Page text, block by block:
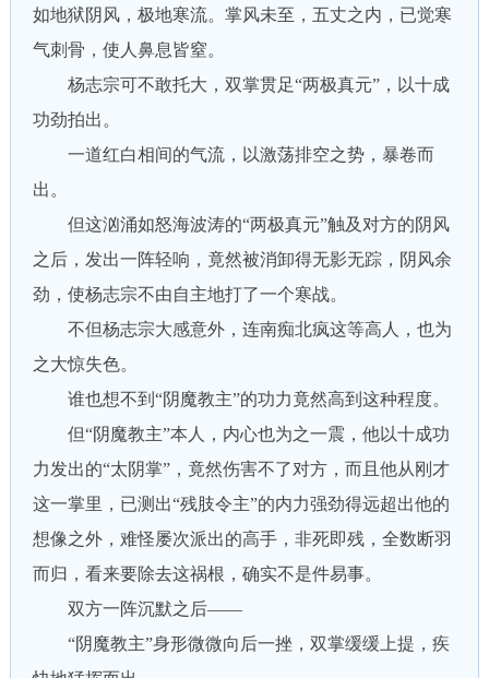
如地狱阴风，极地寒流。掌风未至，五丈之内，已觉寒
气刺骨，使人鼻息皆窒。
杨志宗可不敢托大，双掌贯足“两极真元”，以十成
功劲拍出。
一道红白相间的气流，以激荡排空之势，暴卷而
出。
但这汹涌如怒海波涛的“两极真元”触及对方的阴风
之后，发出一阵轻响，竟然被消卸得无影无踪，阴风余
劲，使杨志宗不由自主地打了一个寒战。
不但杨志宗大感意外，连南痴北疯这等高人，也为
之大惊失色。
谁也想不到“阴魔教主”的功力竟然高到这种程度。
但“阴魔教主”本人，内心也为之一震，他以十成功
力发出的“太阴掌”，竟然伤害不了对方，而且他从刚才
这一掌里，已测出“残肢令主”的内力强劲得远超出他的
想像之外，难怪屡次派出的高手，非死即残，全数断羽
而归，看来要除去这祸根，确实不是件易事。
双方一阵沉默之后——
“阴魔教主”身形微微向后一挫，双掌缓缓上提，疾